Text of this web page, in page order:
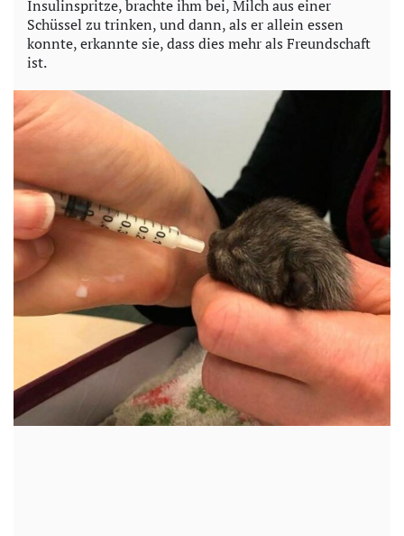
Insulinspritze, brachte ihm bei, Milch aus einer
Schüssel zu trinken, und dann, als er allein essen
konnte, erkannte sie, dass dies mehr als Freundschaft
ist.